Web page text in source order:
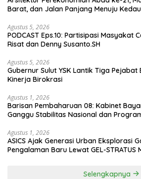
Barat, dan Jalan Panjang Menuju
Agustus 5, 2026
PODCAST Eps.10: Partisipasi Masyakat
Risat dan Denny Susanto.SH
Agustus 5, 2026
Gubernur Sulut YSK Lantik Tiga Pejabat Eselon II, Perkuat
Kinerja Birokrasi
Agustus 1, 2026
Barisan Pembaharuan 08: Kabinet
Ganggu Stabilitas Nasional dan
Agustus 1, 2026
ASICS Ajak Generasi Urban Eksplorasi
Pengalaman Baru Lewat GEL-STRATUS
Selengkapnya